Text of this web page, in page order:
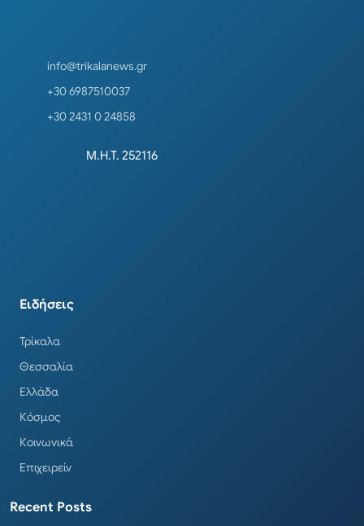
info@trikalanews.gr
+30 6987510037
+30 2431 0 24858
Μ.Η.Τ. 252116
Ειδήσεις
Τρίκαλα
Θεσσαλία
Ελλάδα
Κόσμος
Κοινωνικά
Επιχειρείν
Recent Posts